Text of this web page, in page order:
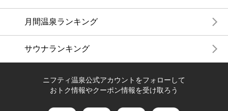
月間温泉ランキング
サウナランキング
ニフティ温泉公式アカウントをフォローして
おトク情報やクーポン情報を受け取ろう